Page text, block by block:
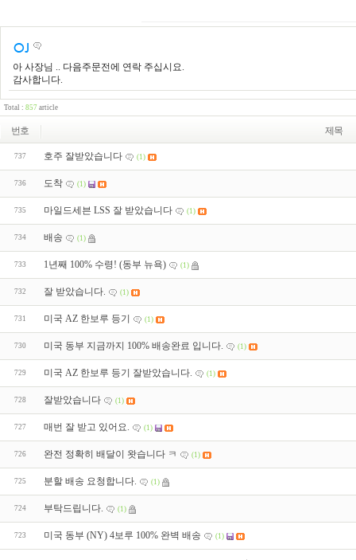
아 사장님 .. 다음주문전에 연락 주십시요.
감사합니다.
Total : 857 article
번호 제목
737 호주 잘받았습니다 (1)
736 도착 (1)
735 마일드세븐 LSS 잘 받았습니다 (1)
734 배송 (1)
733 1년째 100% 수령! (동부 뉴욕) (1)
732 잘 받았습니다. (1)
731 미국 AZ 한보루 등기 (1)
730 미국 동부 지금까지 100% 배송완료 입니다. (1)
729 미국 AZ 한보루 등기 잘받았습니다. (1)
728 잘받았습니다 (1)
727 매번 잘 받고 있어요. (1)
726 완전 정확히 배달이 왓습니다 ㅋ (1)
725 분할 배송 요청합니다. (1)
724 부탁드립니다. (1)
723 미국 동부 (NY) 4보루 100% 완벽 배송 (1)